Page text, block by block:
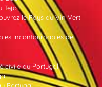
Tejo
le Pays du Vin Vert
Incontournables de
civile au Portugal